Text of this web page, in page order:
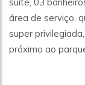
área de serviço,
super
próximo ao